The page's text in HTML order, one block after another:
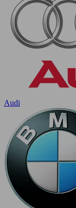
Audi